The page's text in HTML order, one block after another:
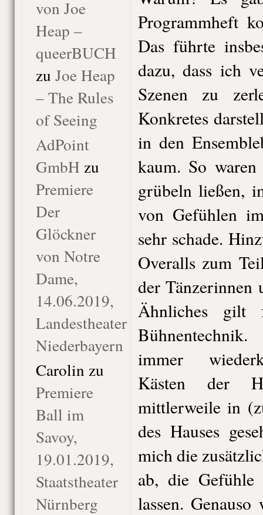
von Joe
Heap –
queerBUCH
zu Joe Heap
– The Rules
of Seeing
AdPoint
GmbH zu
Premiere
Der
Glöckner
von Notre
Dame,
14.06.2019,
Landestheater
Niederbayern
Carolin zu
Premiere
Ball im
Savoy,
19.01.2019,
Staatstheater
Nürnberg
Programmheft
Das führte
dazu, dass ich
Szenen zu
Konkretes
in den
kaum. So
grübeln ließen,
von Gefühlen
sehr schade.
Overalls zum
der Tänzerinnen
Ähnliches gilt
immer
Kästen der
mittlerweile in
des Hauses
mich die
ab, die Gefühle
lassen.